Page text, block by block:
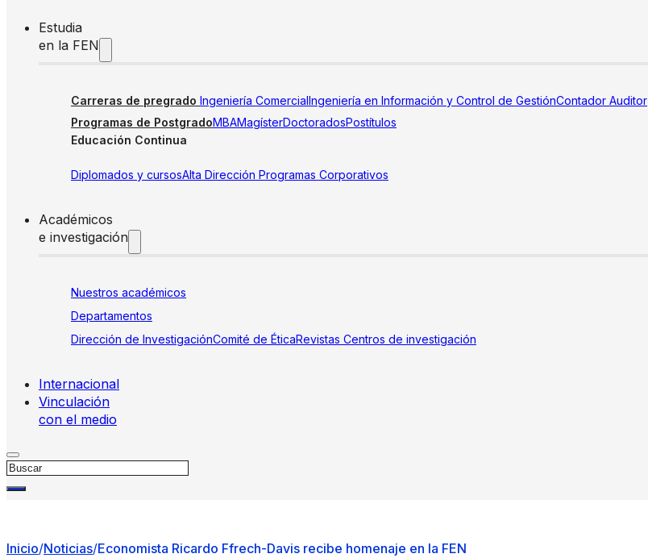
Estudia
en la FEN
Carreras de pregrado Ingeniería ComercialIngeniería en Información y Control de GestiónContador Auditor
Programas de PostgradoMBAMagísterDoctoradosPostítulos
Educación Continua
Diplomados y cursosAlta Dirección Programas Corporativos
Académicos
e investigación
Nuestros académicos
Departamentos
Dirección de InvestigaciónComité de ÉticaRevistas Centros de investigación
Internacional
Vinculación
con el medio
Buscar
Inicio/Noticias/Economista Ricardo Ffrech-Davis recibe homenaje en la FEN